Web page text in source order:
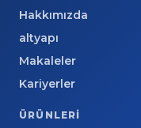
Hakkımızda
altyapı
Makaleler
Kariyerler
ÜRÜNLERI